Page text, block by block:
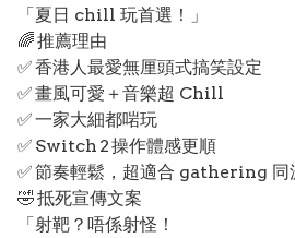
「夏日 chill 玩首選！」
🌈 推薦理由
✅ 香港人最愛無厘頭式搞笑設定
✅ 畫風可愛＋音樂超 Chill
✅ 一家大細都啱玩
✅ Switch 2 操作體感更順
✅ 節奏輕鬆，超適合 gathering 同
🤣 抵死宣傳文案
「射靶？唔係射怪！